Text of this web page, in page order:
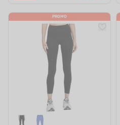
PROMO